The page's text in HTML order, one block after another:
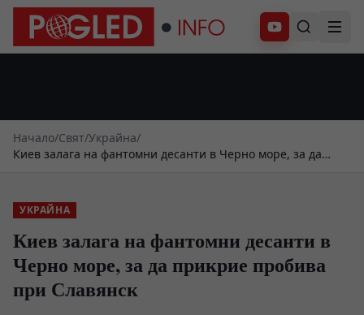
Абонирай се
Начало/Свят/Украйна/
Киев залага на фантомни десанти в Черно море, за да
УКРАЙНА
Киев залага на фантомни десанти в
Черно море, за да прикрие пробива
при Славянск